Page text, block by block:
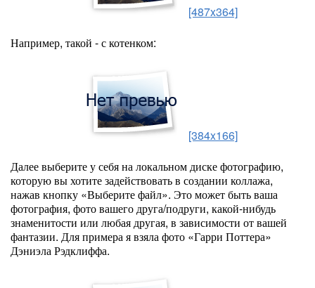
[487x364]
Например, такой - с котенком:
[384x166]
Далее выберите у себя на локальном диске фотографию,
которую вы хотите задействовать в создании коллажа,
нажав кнопку «Выберите файл». Это может быть ваша
фотография, фото вашего друга/подруги, какой-нибудь
знаменитости или любая другая, в зависимости от вашей
фантазии. Для примера я взяла фото «Гарри Поттера»
Дэниэла Рэдклиффа.